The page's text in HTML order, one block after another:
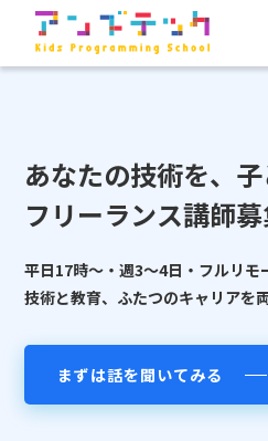
授業の流れ
先生紹介
よくあるご質問
あなたの技術を、子
フリーランス講師募
平日17時〜・週3〜4日・フルリモ
技術と教育、ふたつのキャリアを
まずは話を聞いてみる